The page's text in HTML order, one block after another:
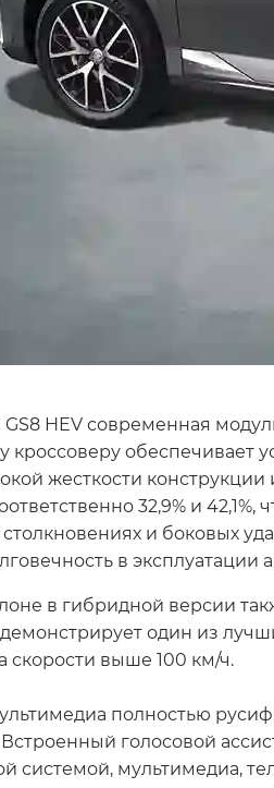
GS8 HEV современная
кроссоверу обеспечивает
жесткости
32,9% и
и боковых
в эксплуатации
в гибридной версии
демонстрирует один из
скорости выше 100 км/ч.
полностью
голосовой
системой, мультимедиа,